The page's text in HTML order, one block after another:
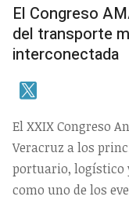
El Congreso
del transporte
interconectada
El XXIX Congreso
Veracruz a los
portuario, logístico
como uno de los